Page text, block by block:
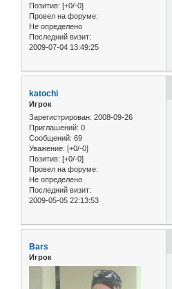
Позитив: [+0/-0]
Провел на форуме:
Не определено
Последний визит:
2009-07-04 13:49:25
katochi
Игрок
Зарегистрирован: 2008-09-26
Приглашений: 0
Сообщений: 69
Уважение: [+0/-0]
Позитив: [+0/-0]
Провел на форуме:
Не определено
Последний визит:
2009-05-05 22:13:53
Bars
Игрок